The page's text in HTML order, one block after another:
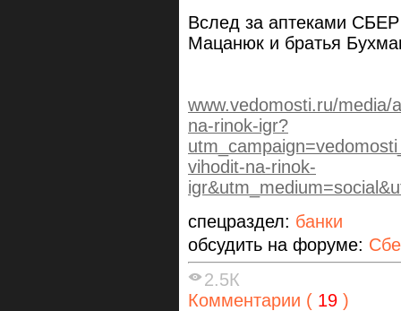
Вслед за аптеками
Мацанюк и братья
www.vedomosti.ru/media/
na-rinok-igr?
vihodit-na-rinok-
спецраздел: банки
обсудить на форуме:
2.5К
Комментарии ( 19 )